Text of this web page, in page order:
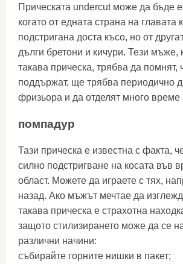
Прическата undercut може да бъде
когато от едната страна на главата
подстригана доста късо, но от
дълги бретони и кичури. Тези мъже,
такава прическа, трябва да помнят,
поддържат, ще трябва периодично
фризьора и да отделят много
помпадур
Тази прическа е известна с факта,
силно подстригване на косата във
област. Можете да играете с тях,
назад. Ако мъжът мечтае да
такава прическа е страхотна
защото стилизирането може да се
различни начини:
събирайте горните нишки в пакет;